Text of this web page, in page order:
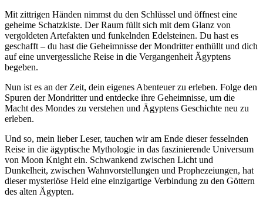
Mit zittrigen Händen nimmst du den Schlüssel und öffnest eine
geheime Schatzkiste. Der Raum füllt sich mit dem Glanz von
vergoldeten Artefakten und funkelnden Edelsteinen. Du hast es
geschafft – du hast die Geheimnisse der Mondritter enthüllt und dich
auf eine unvergessliche Reise in die Vergangenheit Ägyptens
begeben.
Nun ist es an der Zeit, dein eigenes Abenteuer zu erleben. Folge den
Spuren der Mondritter und entdecke ihre Geheimnisse, um die
Macht des Mondes zu verstehen und Ägyptens Geschichte neu zu
erleben.
Und so, mein lieber Leser, tauchen wir am Ende dieser fesselnden
Reise in die ägyptische Mythologie in das faszinierende Universum
von Moon Knight ein. Schwankend zwischen Licht und
Dunkelheit, zwischen Wahnvorstellungen und Prophezeiungen, hat
dieser mysteriöse Held eine einzigartige Verbindung zu den Göttern
des alten Ägypten.